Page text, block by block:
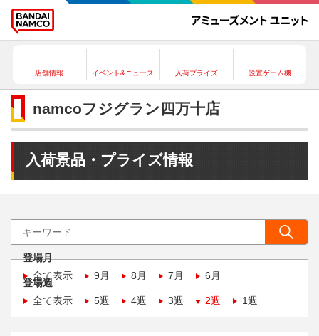
店舗情報 イベント&ニュース 入荷プライズ 設置ゲーム機
namcoフジグラン四万十店
入荷景品・プライズ情報
登場月
全て表示
9月 8月 7月 6月
登場週
全て表示
5週 4週 3週 2週 1週